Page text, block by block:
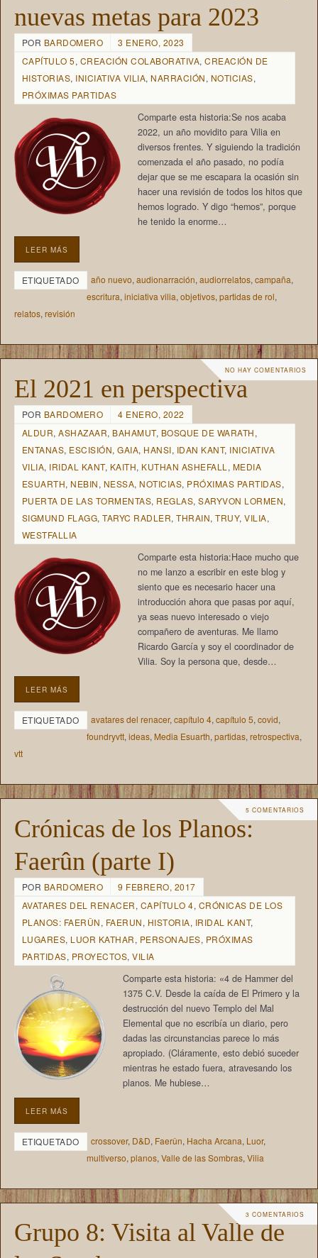
nuevas metas para 2023
POR BARDOMERO
3 ENERO, 2023
CAPÍTULO 5, CREACIÓN COLABORATIVA,CREACIÓN DE
HISTORIAS, INICIATIVA VILIA, NARRACIÓN, NOTICIAS,
PRÓXIMAS PARTIDAS
Comparte esta historia:Se nos acaba
2022, un año movidito para Vilia en
diversos frentes. Y siguiendo la tradición
comenzada el año pasado, no podía
dejar que se me escapara la ocasión sin
hacer una revisión de todos los hitos que
hemos logrado. Y digo “hemos”, porque
he tenido la enorme…
LEER MÁS
ETIQUETADO año nuevo, audionarración, audiorrelatos, campaña,
escritura, iniciativa vilia, objetivos, partidas de rol,
relatos, revisión
NO HAY COMENTARIOS
El 2021 en perspectiva
POR BARDOMERO
4 ENERO, 2022
ALDUR,ASHAZAAR, BAHAMUT, BOSQUE DE WARATH,
ENTANAS, ESCISIÓN,GAIA, HANSI, IDAN KANT, INICIATIVA
VILIA, IRIDAL KANT, KAITH, KUTHAN ASHEFALL , MEDIA
ESUARTH, NEBIN, NESSA, NOTICIAS, PRÓXIMAS PARTIDAS,
PUERTA DE LAS TORMENTAS, REGLAS,SARYVON LORMEN,
SIGMUND FLAGG,TARYC RADLER,THRAIN,TRUY,VILIA,
WESTFALLIA
Comparte esta historia:Hace mucho que
no me lanzo a escribir en este blog y
siento que es necesario hacer una
introducción ahora que pasas por aquí,
ya seas nuevo interesado o viejo
compañero de aventuras. Me llamo
Ricardo García y soy el coordinador de
Vilia. Soy la persona que, desde…
LEER MÁS
ETIQUETADO avatares del renacer, capítulo 4, capítulo 5, covid,
foundryvtt, ideas, Media Esuarth, partidas, retrospectiva,
vtt
5 COMENTARIOS
Crónicas de los Planos:
Faerûn (parte I)
POR BARDOMERO
9 FEBRERO, 2017
AVATARES DEL RENACER, CAPÍTULO 4, CRÓNICAS DE LOS
PLANOS: FAERÛN, FAERUN, HISTORIA, IRIDAL KANT,
LUGARES, LUOR KATHAR, PERSONAJES, PRÓXIMAS
PARTIDAS, PROYECTOS,VILIA
Comparte esta historia: «4 de Hammer del
1375 C.V. Desde la caída de El Primero y la
destrucción del nuevo Templo del Mal
Elemental que no escribía un diario, pero
dadas las circunstancias parece lo más
apropiado. (Cláramente, esto debió suceder
mientras he estado fuera, atravesando los
planos. Me hubiese…
LEER MÁS
ETIQUETADO crossover, D&D, Faerûn, Hacha Arcana, Luor,
multiverso, planos, Valle de las Sombras, Vilia
3 COMENTARIOS
Grupo 8: Visita al Valle de